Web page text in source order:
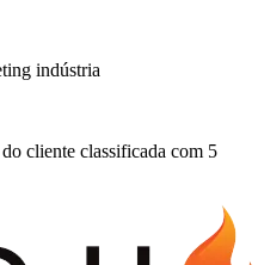
indústria
cliente classificada com 5